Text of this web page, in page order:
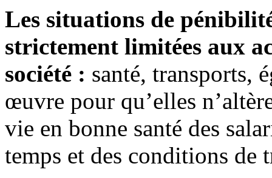
Les situations de
strictement limitées aux
société : santé, transports,
œuvre pour qu’elles
vie en bonne santé des
temps et des conditions de